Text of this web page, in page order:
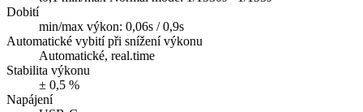
Dobití
min/max výkon: 0,06s / 0,9s
Automatické vybití při snížení výkonu
Automatické, real.time
Stabilita výkonu
± 0,5 %
Napájení